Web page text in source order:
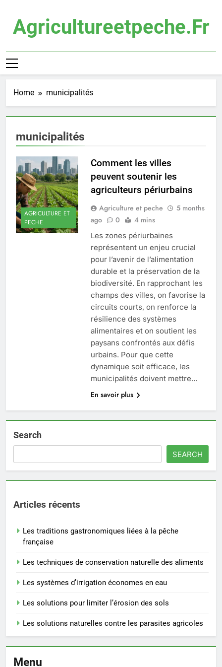
contentAgricultureetpeche.fr
Home municipalités
municipalités
AGRICULTURE ET
PECHE
Comment les villes
peuvent soutenir les
agriculteurs périurbains
Agriculture et peche
5 months
ago
0 4 mins
Les zones périurbaines
représentent un enjeu crucial
pour l’avenir de l’alimentation
durable et la préservation de la
biodiversité. En rapprochant les
champs des villes, on favorise la
circuits courts, on renforce la
résilience des systèmes
alimentaires et on soutient les
paysans confrontés aux défis
urbains. Pour que cette
dynamique soit efficace, les
municipalités doivent mettre…
En savoir plus
Search
SEARCH
Articles récents
Les traditions gastronomiques liées à la pêche
française
Les techniques de conservation naturelle des aliments
Les systèmes d’irrigation économes en eau
Les solutions pour limiter l’érosion des sols
Les solutions naturelles contre les parasites agricoles
Menu